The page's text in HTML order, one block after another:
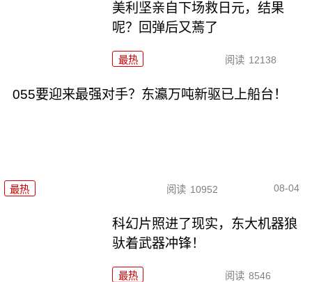
美利坚亲自下场救日元，结果
呢？回弹后又蔫了
最热 阅读 12138
055要迎来最强对手？东瀛万吨新驱已上船台！
最热 阅读 10952 08-04
科幻片照进了现实，东大机器狼
驮着武器冲锋！
最热 阅读 8546